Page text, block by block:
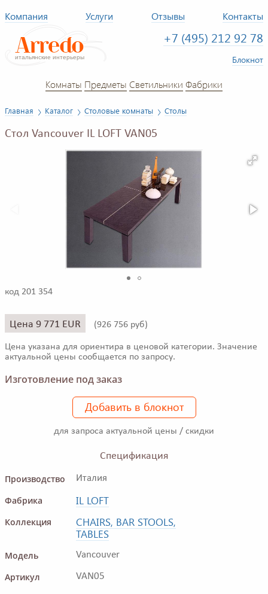
Компания Услуги Отзывы Контакты
+7 (495) 212 92 78
Блокнот
Комнаты Предметы Светильники Фабрики
Главная Каталог Столовые комнаты Столы
Стол Vancouver IL LOFT VAN05
код 201 354
Цена 9 771 EUR (926 756 руб)
Цена указана для ориентира в ценовой категории. Значение
актуальной цены сообщается по запросу.
Изготовление под заказ
Добавить в блокнот
для запроса актуальной цены / скидки
Спецификация
Производство
Италия
Фабрика IL LOFT
Коллекция
CHAIRS, BAR STOOLS,
TABLES
Модель Vancouver
Артикул VAN05